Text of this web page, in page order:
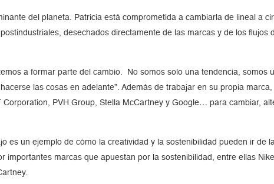
del planeta. Patricia está comprometida a cambiarla de lineal a
desechados directamente de las marcas y de los
a formar parte del cambio. No somos solo una tendencia, somos
las cosas en adelante”. Además de trabajar en su propia
PVH Group, Stella McCartney y Google… para cambiar,
es un ejemplo de cómo la creatividad y la sostenibilidad pueden ir de
importantes marcas que apuestan por la sostenibilidad, entre ellas